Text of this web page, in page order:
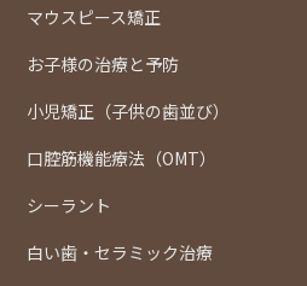
マウスピース矯正
お子様の治療と予防
小児矯正（子供の歯並び）
口腔筋機能療法（OMT）
シーラント
白い歯・セラミック治療